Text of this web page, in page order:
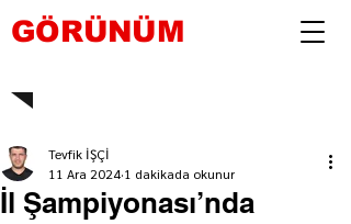
GÖRÜNÜM
İl Şampiyonası’nda
Tevfik İŞÇİ
11 Ara 2024 1 dakikada okunur